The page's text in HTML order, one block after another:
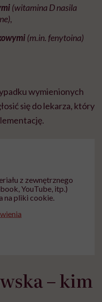
(witamina D nasila
(m.in. fenytoina)
wymienionych
się do lekarza, który
z zewnętrznego
YouTube, itp.)
na pliki cookie.
– kim